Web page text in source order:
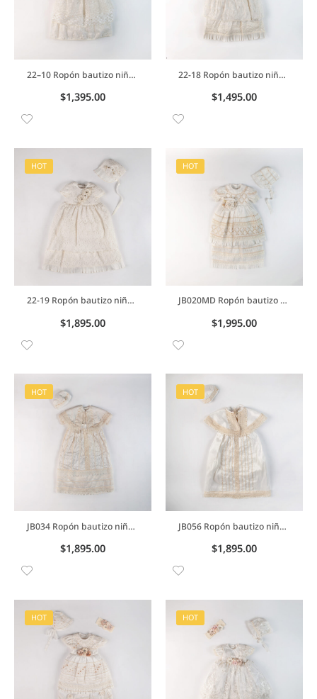
22–10 Ropón bautizo niña desmontable en charmin con detalle de rombos en peto
$1,395.00
22-18 Ropón bautizo niña en charmin desmontable con detalle de en cuadros con perlas bordadas
$1,495.00
HOT
22-19 Ropón bautizo niña desmontable en charmin con detalle de encaje resacado
$1,895.00
HOT
JB020MD Ropón bautizo niña en charmin desmontable con detalle de rombos en peto y con canutillos bordados
$1,995.00
HOT
JB034 Ropón bautizo niño en charmin con detalles en tira gipiure tipo papa
$1,895.00
HOT
JB056 Ropón bautizo niño en charmin con detalles en tira bolillo tipo papa
$1,895.00
HOT HOT